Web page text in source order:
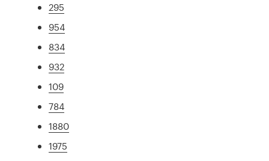
295
954
834
932
109
784
1880
1975